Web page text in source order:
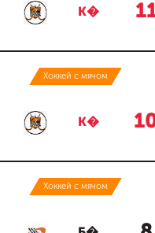
К�
Хоккей с мячом
К�
Хоккей с мячом